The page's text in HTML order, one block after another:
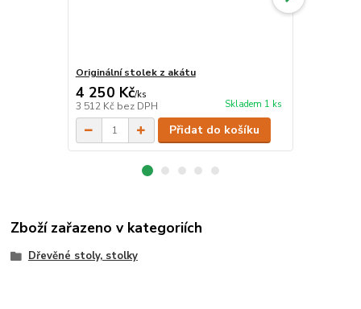
Originální stolek z akátu
4 250 Kč/ks
3 512 Kč bez DPH Skladem 1 ks
Přidat do košíku
Zboží zařazeno v kategoriích
Dřevěné stoly, stolky